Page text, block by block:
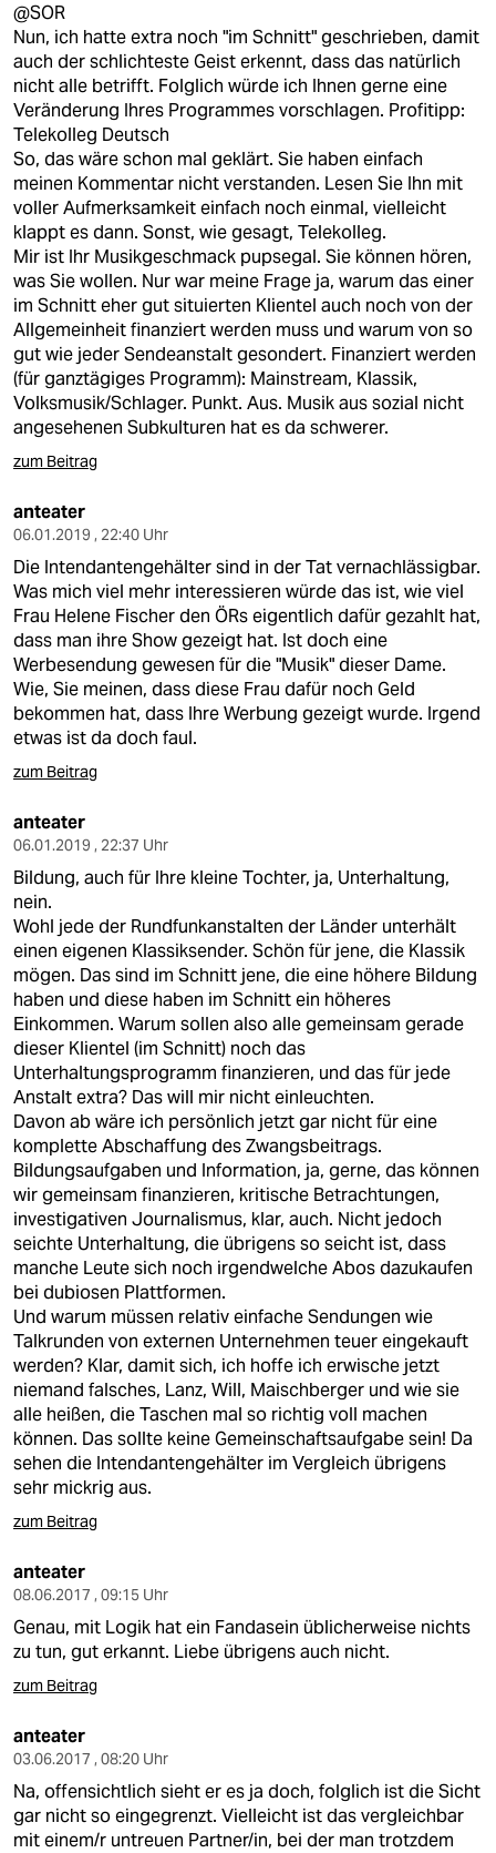
@SOR
Nun, ich hatte extra noch "im Schnitt" geschrieben, damit
auch der schlichteste Geist erkennt, dass das natürlich
nicht alle betrifft. Folglich würde ich Ihnen gerne eine
Veränderung Ihres Programmes vorschlagen. Profitipp:
Telekolleg Deutsch
So, das wäre schon mal geklärt. Sie haben einfach
meinen Kommentar nicht verstanden. Lesen Sie Ihn mit
voller Aufmerksamkeit einfach noch einmal, vielleicht
klappt es dann. Sonst, wie gesagt, Telekolleg.
Mir ist Ihr Musikgeschmack pupsegal. Sie können hören,
was Sie wollen. Nur war meine Frage ja, warum das einer
im Schnitt eher gut situierten Klientel auch noch von der
Allgemeinheit finanziert werden muss und warum von so
gut wie jeder Sendeanstalt gesondert. Finanziert werden
(für ganztägiges Programm): Mainstream, Klassik,
Volksmusik/Schlager. Punkt. Aus. Musik aus sozial nicht
angesehenen Subkulturen hat es da schwerer.
zum Beitrag
anteater
06.01.2019 , 22:40 Uhr
Die Intendantengehälter sind in der Tat vernachlässigbar.
Was mich viel mehr interessieren würde das ist, wie viel
Frau Helene Fischer den ÖRs eigentlich dafür gezahlt hat,
dass man ihre Show gezeigt hat. Ist doch eine
Werbesendung gewesen für die "Musik" dieser Dame.
Wie, Sie meinen, dass diese Frau dafür noch Geld
bekommen hat, dass Ihre Werbung gezeigt wurde. Irgend
etwas ist da doch faul.
zum Beitrag
anteater
06.01.2019 , 22:37 Uhr
Bildung, auch für Ihre kleine Tochter, ja, Unterhaltung,
nein.
Wohl jede der Rundfunkanstalten der Länder unterhält
einen eigenen Klassiksender. Schön für jene, die Klassik
mögen. Das sind im Schnitt jene, die eine höhere Bildung
haben und diese haben im Schnitt ein höheres
Einkommen. Warum sollen also alle gemeinsam gerade
dieser Klientel (im Schnitt) noch das
Unterhaltungsprogramm finanzieren, und das für jede
Anstalt extra? Das will mir nicht einleuchten.
Davon ab wäre ich persönlich jetzt gar nicht für eine
komplette Abschaffung des Zwangsbeitrags.
Bildungsaufgaben und Information, ja, gerne, das können
wir gemeinsam finanzieren, kritische Betrachtungen,
investigativen Journalismus, klar, auch. Nicht jedoch
seichte Unterhaltung, die übrigens so seicht ist, dass
manche Leute sich noch irgendwelche Abos dazukaufen
bei dubiosen Plattformen.
Und warum müssen relativ einfache Sendungen wie
Talkrunden von externen Unternehmen teuer eingekauft
werden? Klar, damit sich, ich hoffe ich erwische jetzt
niemand falsches, Lanz, Will, Maischberger und wie sie
alle heißen, die Taschen mal so richtig voll machen
können. Das sollte keine Gemeinschaftsaufgabe sein! Da
sehen die Intendantengehälter im Vergleich übrigens
sehr mickrig aus.
zum Beitrag
anteater
08.06.2017 , 09:15 Uhr
Genau, mit Logik hat ein Fandasein üblicherweise nichts
zu tun, gut erkannt. Liebe übrigens auch nicht.
zum Beitrag
anteater
03.06.2017 , 08:20 Uhr
Na, offensichtlich sieht er es ja doch, folglich ist die Sicht
gar nicht so eingegrenzt. Vielleicht ist das vergleichbar
mit einem/r untreuen Partner/in, bei der man trotzdem